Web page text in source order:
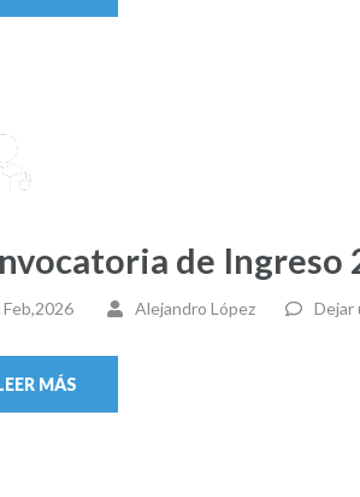
de Ingreso
Feb,2026 Alejandro López Dejar
MÁS